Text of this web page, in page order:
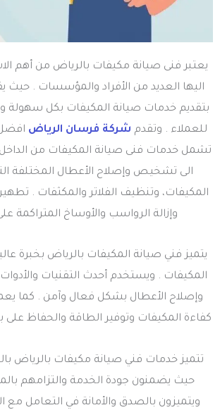
يعتبر فنى صيانة مكيفات بالرياض من أهم
اليها العديد من الأفراد والمؤسسات . حيث
بتقديم خدمات صيانة المكيفات بكل سهولة
للعملاء . وتقدم شركة فرسان الرياض
تشمل خدمات فنى صيانة المكيفات من الداخل
الى تشخيص وإصلاح الأعطال المختلفة
المكيفات، وتنظيف الفلاتر والمكثفات . تطهير
وإزالة الرواسب والأوساخ المتراكمة
يتميز فني صيانة المكيفات بالرياض بخبرة
المكيفات . ويستخدم أحدث التقنيات
وإصلاح الأعطال بشكل فعال وآمن . كما
كفاءة المكيفات وتوفير الطاقة والحفاظ
تتميز خدمات فني صيانة مكيفات بالرياض
حيث يضمنون جودة الخدمة والتزامهم
ويتميزون بالصدق والأمانة في التعامل مع